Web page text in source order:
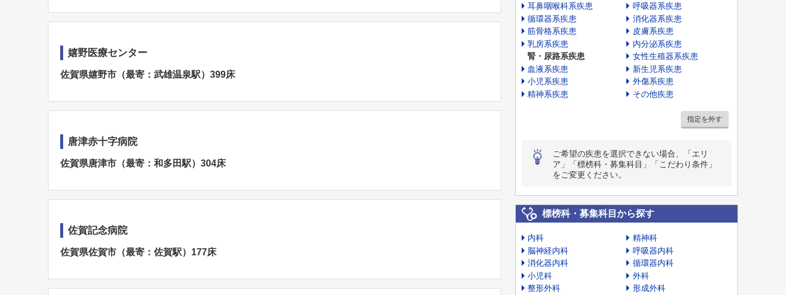
嬉野医療センター
佐賀県嬉野市（最寄：武雄温泉駅）399床
唐津赤十字病院
佐賀県唐津市（最寄：和多田駅）304床
佐賀記念病院
佐賀県佐賀市（最寄：佐賀駅）177床
耳鼻咽喉科系疾患
呼吸器系疾患
循環器系疾患
消化器系疾患
筋骨格系疾患
皮膚系疾患
乳房系疾患
内分泌系疾患
腎・尿路系疾患
女性生殖器系疾患
血液系疾患
新生児系疾患
小児系疾患
外傷系疾患
精神系疾患
その他疾患
指定を外す
ご希望の疾患を選択できない場合、「エリ
ア」「標榜科・募集科目」「こだわり条件」
をご変更ください。
標榜科・募集科目から探す
内科
精神科
脳神経内科
呼吸器内科
消化器内科
循環器内科
小児科
外科
整形外科
形成外科